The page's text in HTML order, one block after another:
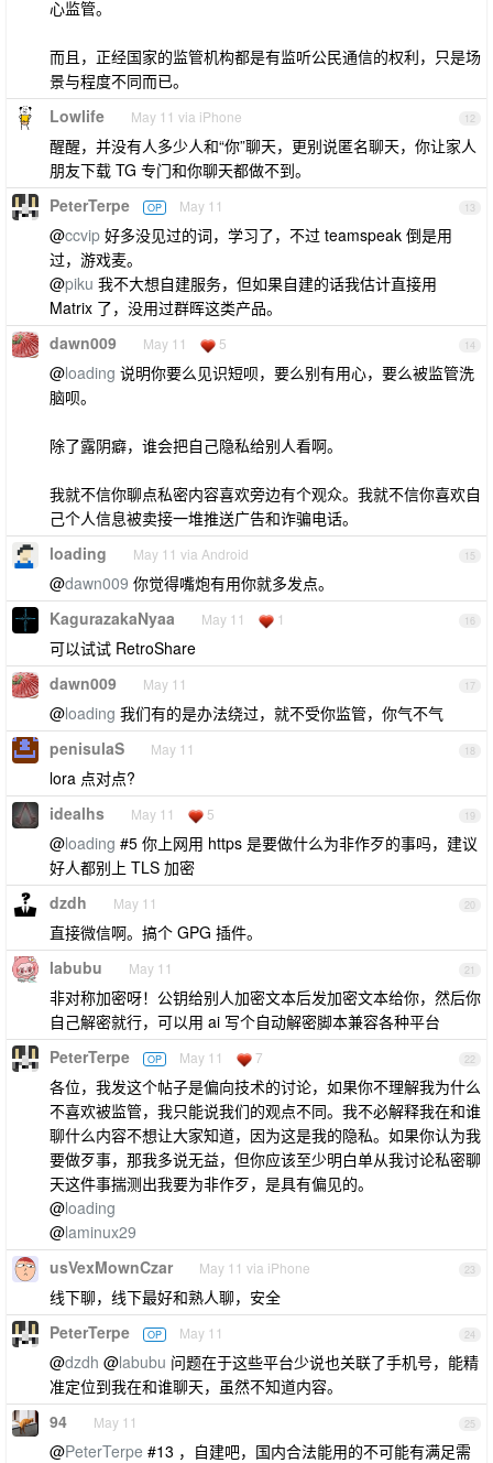
心监管。
而且，正经国家的监管机构都是有监听公民通信的权利，只是场
景与程度不同而已。
12
Lowlife May 11 via iPhone
醒醒，并没有人多少人和“你”聊天，更别说匿名聊天，你让家人
朋友下载 TG 专门和你聊天都做不到。
13
PeterTerpe OP May 11
@ccvip 好多没见过的词，学习了，不过 teamspeak 倒是用
过，游戏麦。
@piku 我不大想自建服务，但如果自建的话我估计直接用
Matrix 了，没用过群晖这类产品。
14
dawn009 May 11 5
@loading 说明你要么见识短呗，要么别有用心，要么被监管洗
脑呗。
除了露阴癖，谁会把自己隐私给别人看啊。
我就不信你聊点私密内容喜欢旁边有个观众。我就不信你喜欢自
己个人信息被卖接一堆推送广告和诈骗电话。
15
loading May 11 via Android
@dawn009 你觉得嘴炮有用你就多发点。
16
KagurazakaNyaa May 11 1
可以试试 RetroShare
17
dawn009 May 11
@loading 我们有的是办法绕过，就不受你监管，你气不气
18
penisulaS May 11
lora 点对点?
19
idealhs May 11 5
@loading #5 你上网用 https 是要做什么为非作歹的事吗，建议
好人都别上 TLS 加密
20
dzdh May 11
直接微信啊。搞个 GPG 插件。
21
labubu May 11
非对称加密呀！公钥给别人加密文本后发加密文本给你，然后你
自己解密就行，可以用 ai 写个自动解密脚本兼容各种平台
22
PeterTerpe OP May 11 7
各位，我发这个帖子是偏向技术的讨论，如果你不理解我为什么
不喜欢被监管，我只能说我们的观点不同。我不必解释我在和谁
聊什么内容不想让大家知道，因为这是我的隐私。如果你认为我
要做歹事，那我多说无益，但你应该至少明白单从我讨论私密聊
天这件事揣测出我要为非作歹，是具有偏见的。
@loading
@laminux29
23
usVexMownCzar May 11 via iPhone
线下聊，线下最好和熟人聊，安全
24
PeterTerpe OP May 11
@dzdh @labubu 问题在于这些平台少说也关联了手机号，能精
准定位到我在和谁聊天，虽然不知道内容。
25
94 May 11
@PeterTerpe #13 ，自建吧，国内合法能用的不可能有满足需